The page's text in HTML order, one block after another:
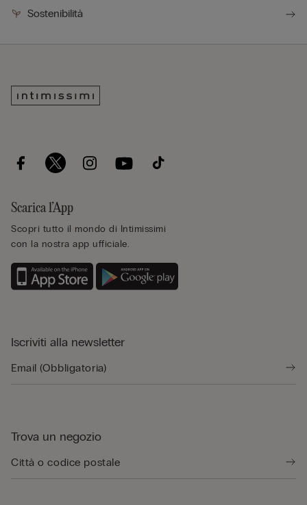
Sostenibilità
Scarica l’App
Scopri tutto il mondo di Intimissimi
con la nostra app ufficiale.
Iscriviti alla newsletter
Trova un negozio